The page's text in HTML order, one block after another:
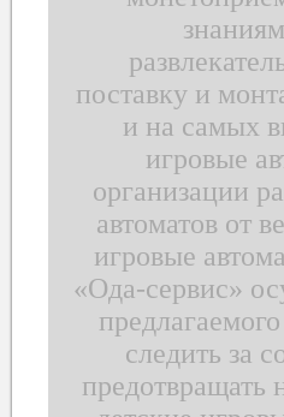
поставку и
и на самых
игровые
организации
автоматов от
игровые
«Ода-сервис»
следить за
предотвращать